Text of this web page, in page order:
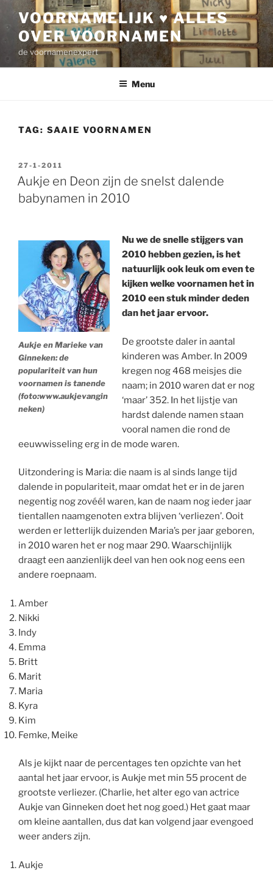
inhoud
VOORNAMELIJK ♥ ALLES
OVER VOORNAMEN
de voornamenexpert
Menu
TAG: SAAIE VOORNAMEN
GEPLAATST
OP
27-1-2011
Aukje en Deon zijn de snelst dalende
babynamen in 2010
Aukje en Marieke van
Ginneken: de
populariteit van hun
voornamen is tanende
(foto:www.aukjevangin
neken)
Nu we de snelle stijgers van
2010 hebben gezien, is het
natuurlijk ook leuk om even te
kijken welke voornamen het in
2010 een stuk minder deden
dan het jaar ervoor.
De grootste daler in aantal
kinderen was Amber. In 2009
kregen nog 468 meisjes die
naam; in 2010 waren dat er nog
‘maar’ 352. In het lijstje van
hardst dalende namen staan
vooral namen die rond de
eeuwwisseling erg in de mode waren.
Uitzondering is Maria: die naam is al sinds lange tijd
dalende in populariteit, maar omdat het er in de jaren
negentig nog zovéél waren, kan de naam nog ieder jaar
tientallen naamgenoten extra blijven ‘verliezen’. Ooit
werden er letterlijk duizenden Maria’s per jaar geboren,
in 2010 waren het er nog maar 290. Waarschijnlijk
draagt een aanzienlijk deel van hen ook nog eens een
andere roepnaam.
Amber
Nikki
Indy
Emma
Britt
Marit
Maria
Kyra
Kim
Femke, Meike
Als je kijkt naar de percentages ten opzichte van het
aantal het jaar ervoor, is Aukje met min 55 procent de
grootste verliezer. (Charlie, het alter ego van actrice
Aukje van Ginneken doet het nog goed.) Het gaat maar
om kleine aantallen, dus dat kan volgend jaar evengoed
weer anders zijn.
Aukje